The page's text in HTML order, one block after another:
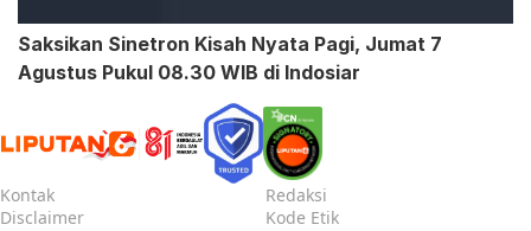
Saksikan Sinetron Kisah Nyata Pagi, Jumat 7
Agustus Pukul 08.30 WIB di Indosiar
Kontak
Redaksi
Disclaimer
Kode Etik